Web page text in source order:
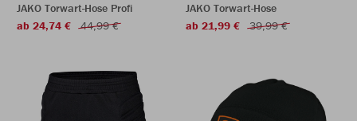
JAKO Torwart-Hose Profi
ab 24,74 €
44,99 €
JAKO Torwart-Hose
ab 21,99 €
39,99 €